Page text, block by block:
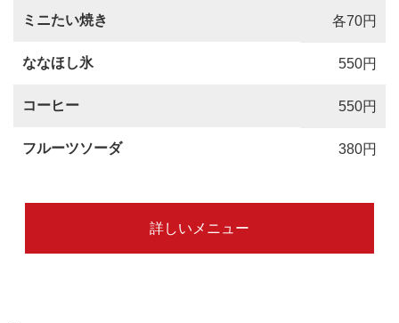
ミニたい焼き 各70円
ななほし氷 550円
コーヒー 550円
フルーツソーダ 380円
詳しいメニュー